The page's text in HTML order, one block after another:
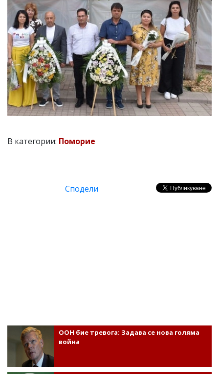
В категории: Поморие
Сподели
ООН бие тревога: Задава се нова голяма
война